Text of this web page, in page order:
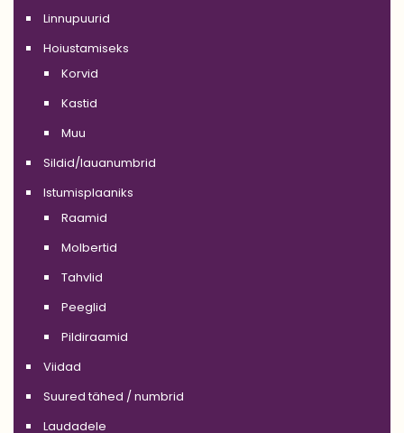
Linnupuurid
Hoiustamiseks
Korvid
Kastid
Muu
Sildid/lauanumbrid
Istumisplaaniks
Raamid
Molbertid
Tahvlid
Peeglid
Pildiraamid
Viidad
Suured tähed / numbrid
Laudadele